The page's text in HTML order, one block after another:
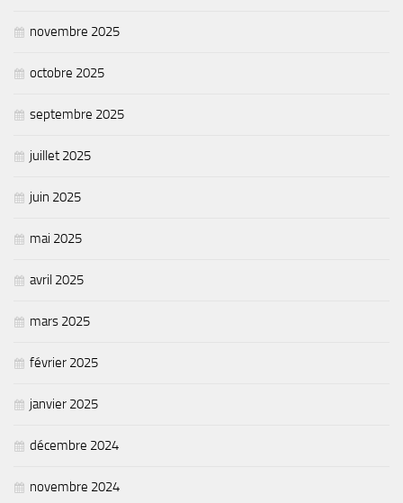
Transition énergétique
Certificats d’Economie d’Energie (CEE)
Logement
novembre 2025
octobre 2025
septembre 2025
juillet 2025
juin 2025
mai 2025
avril 2025
mars 2025
février 2025
janvier 2025
décembre 2024
novembre 2024